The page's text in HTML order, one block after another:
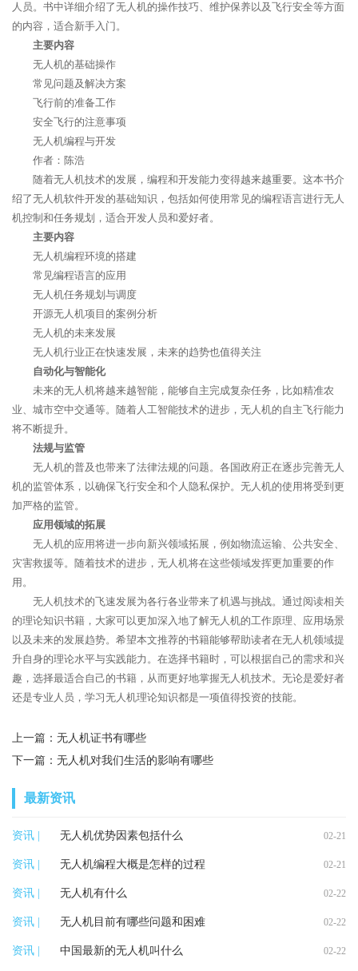
人员。书中详细介绍了无人机的操作技巧、维护保养以及飞行安全等方面
的内容，适合新手入门。
主要内容
无人机的基础操作
常见问题及解决方案
飞行前的准备工作
安全飞行的注意事项
无人机编程与开发
作者：陈浩
随着无人机技术的发展，编程和开发能力变得越来越重要。这本书介
绍了无人机软件开发的基础知识，包括如何使用常见的编程语言进行无人
机控制和任务规划，适合开发人员和爱好者。
主要内容
无人机编程环境的搭建
常见编程语言的应用
无人机任务规划与调度
开源无人机项目的案例分析
无人机的未来发展
无人机行业正在快速发展，未来的趋势也值得关注
自动化与智能化
未来的无人机将越来越智能，能够自主完成复杂任务，比如精准农
业、城市空中交通等。随着人工智能技术的进步，无人机的自主飞行能力
将不断提升。
法规与监管
无人机的普及也带来了法律法规的问题。各国政府正在逐步完善无人
机的监管体系，以确保飞行安全和个人隐私保护。无人机的使用将受到更
加严格的监管。
应用领域的拓展
无人机的应用将进一步向新兴领域拓展，例如物流运输、公共安全、
灾害救援等。随着技术的进步，无人机将在这些领域发挥更加重要的作
用。
无人机技术的飞速发展为各行各业带来了机遇与挑战。通过阅读相关
的理论知识书籍，大家可以更加深入地了解无人机的工作原理、应用场景
以及未来的发展趋势。希望本文推荐的书籍能够帮助读者在无人机领域提
升自身的理论水平与实践能力。在选择书籍时，可以根据自己的需求和兴
趣，选择最适合自己的书籍，从而更好地掌握无人机技术。无论是爱好者
还是专业人员，学习无人机理论知识都是一项值得投资的技能。
上一篇： 无人机证书有哪些
下一篇： 无人机对我们生活的影响有哪些
最新资讯
资讯 | 无人机优势因素包括什么 02-21
资讯 | 无人机编程大概是怎样的过程 02-21
资讯 | 无人机有什么 02-22
资讯 | 无人机目前有哪些问题和困难 02-22
资讯 | 中国最新的无人机叫什么 02-22